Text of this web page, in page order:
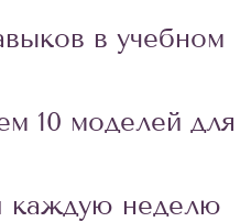
в учебном
10 моделей для
каждую неделю